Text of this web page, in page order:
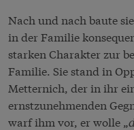
Nach und nach baute
in der Familie
starken Charakter zur
Familie. Sie stand in
Metternich, der in ihr
ernstzunehmenden
warf ihm vor, er wolle „